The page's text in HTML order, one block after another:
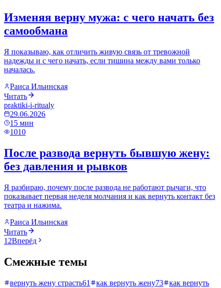
Изменяя верну мужа: с чего начать без
самообмана
Я показываю, как отличить живую связь от тревожной
надежды и с чего начать, если тишина между вами только
началась.
Раиса Ильинская
Читать
praktiki-i-ritualy
29.06.2026
15 мин
1010
После развода вернуть бывшую жену:
без давления и рывков
Я разбираю, почему после развода не работают рычаги, что
показывает первая неделя молчания и как вернуть контакт без
театра и нажима.
Раиса Ильинская
Читать
1 2Вперёд
Смежные темы
вернуть жену страсть61 как вернуть жену73
как вернуть